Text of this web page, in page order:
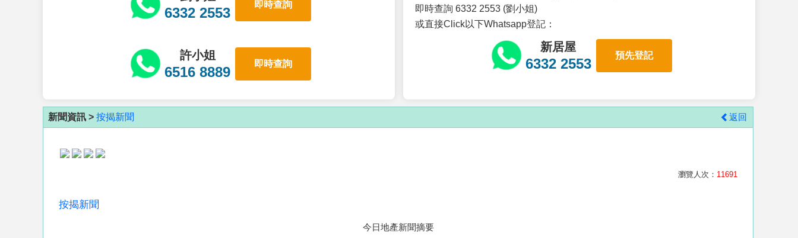
6332 2553
即時查詢
許小姐
6516 8889
即時查詢
即時查詢 6332 2553 (劉小姐)
或直接Click以下Whatsapp登記：
新居屋
6332 2553
預先登記
新聞資訊 > 按揭新聞 返回
瀏覽人次： 11691
按揭新聞
今日地產新聞摘要